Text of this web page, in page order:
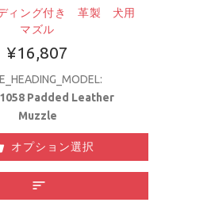
ィング付き 革製 犬用
マズル
¥16,807
Padded Leather
Muzzle
オプション選択